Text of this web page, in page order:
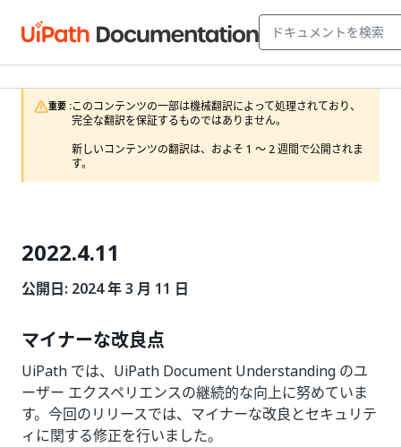
重要 :このコンテンツの一部は機械翻訳によって処理されており、
完全な翻訳を保証するものではありません。
新しいコンテンツの翻訳は、およそ 1 ～ 2 週間で公開されま
す。
2022.4.11
公開日: 2024 年 3 月 11 日
マイナーな改良点
UiPath では、UiPath Document Understanding のユ
ーザー エクスペリエンスの継続的な向上に努めていま
す。今回のリリースでは、マイナーな改良とセキュリテ
ィに関する修正を行いました。